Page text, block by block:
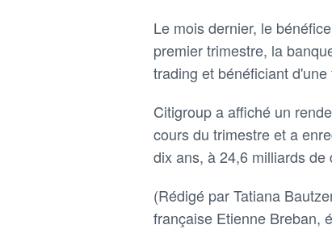
Le mois dernier, le
premier trimestre, la
trading et bénéficiant
Citigroup a affiché un
cours du trimestre et a
dix ans, à 24,6 milliards
(Rédigé par Tatiana
française Etienne Breban,